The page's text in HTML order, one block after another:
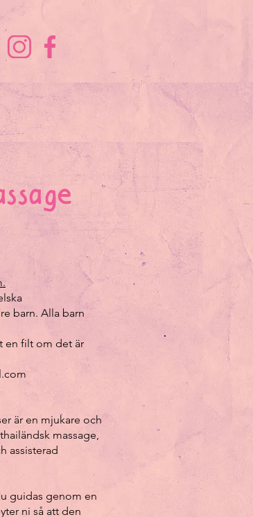
barn. Alla barn
en filt om det är
är en mjukare och
massage,
assisterad
guidas genom en
ni så att den